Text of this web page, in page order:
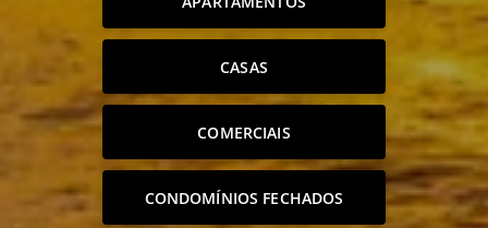
CASAS
COMERCIAIS
CONDOMÍNIOS FECHADOS